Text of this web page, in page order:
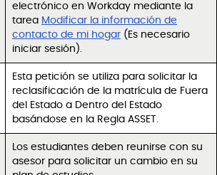
electrónico en Workday mediante la
tarea Modificar la información de
contacto de mi hogar (Es necesario
iniciar sesión).
Esta petición se utiliza para solicitar la
reclasificación de la matrícula de Fuera
del Estado a Dentro del Estado
basándose en la Regla ASSET.
Los estudiantes deben reunirse con su
asesor para solicitar un cambio en su